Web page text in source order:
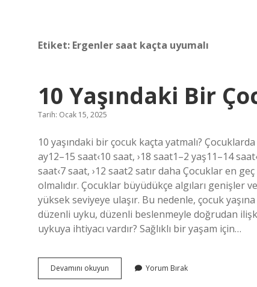
Etiket: Ergenler saat kaçta uyumalı
10 Yaşındaki Bir
Tarih: Ocak 15, 2025
10 yaşındaki bir çocuk kaçta yatmalı?
ay12–15 saat‹10 saat, ›18 saat1–2 yaş11–14
saat‹7 saat, ›12 saat2 satır daha Çocuklar en
olmalıdır. Çocuklar büyüdükçe algıları genişler
yüksek seviyeye ulaşır. Bu nedenle, çocuk
düzenli uyku, düzenli beslenmeyle doğrudan
uykuya ihtiyacı vardır? Sağlıklı bir yaşam için…
Devamını okuyun
Yaşındaki
Yorum Bırak